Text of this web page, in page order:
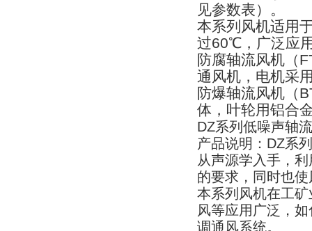
见参数表）。
本系列风机适用
过60℃，广泛应
防腐轴流风机（
通风机，电机采
防爆轴流风机（
体，叶轮用铝合
DZ系列低噪声
产品说明： DZ系
从声源学入手，
的要求，同时也
本系列风机在工
风等应用广泛，
调通风系统。